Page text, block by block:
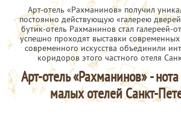
Арт-отель «Рахманинов» получил
постоянно действующую «галерею
бутик-отель Рахманинов стал галереей-
успешно проходят выставки
современного искусства объединили
коридоров этого частного отеля
Арт-отель «Рахманинов» -
малых отелей Санкт-